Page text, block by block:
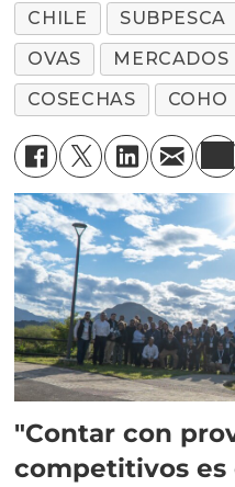
CHILE SUBPESCA
OVAS
MERCADOS
COSECHAS
COHO
"Contar con
competitivos es